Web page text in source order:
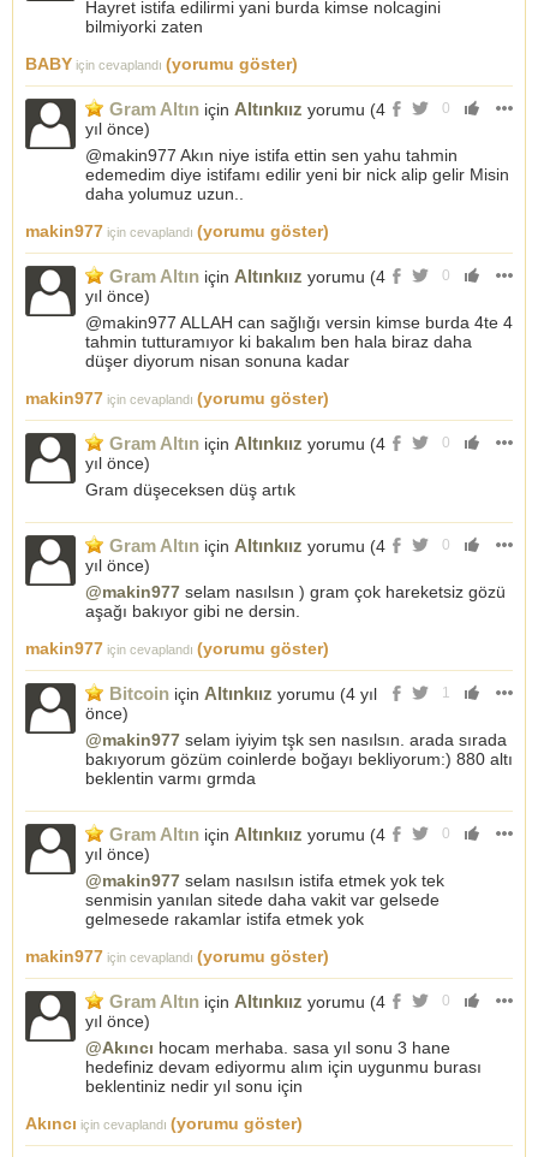
Hayret istifa edilirmi yani burda kimse nolcagini
bilmiyorki zaten
BABY için cevaplandı (yorumu göster)
0
Gram Altın için Altınkıız yorumu (4
yıl önce)
@makin977 Akın niye istifa ettin sen yahu tahmin
edemedim diye istifamı edilir yeni bir nick alip gelir Misin
daha yolumuz uzun..
makin977 için cevaplandı (yorumu göster)
0
Gram Altın için Altınkıız yorumu (4
yıl önce)
@makin977 ALLAH can sağlığı versin kimse burda 4te 4
tahmin tutturamıyor ki bakalım ben hala biraz daha
düşer diyorum nisan sonuna kadar
makin977 için cevaplandı (yorumu göster)
0
Gram Altın için Altınkıız yorumu (4
yıl önce)
Gram düşeceksen düş artık
0
Gram Altın için Altınkıız yorumu (4
yıl önce)
@makin977 selam nasılsın ) gram çok hareketsiz gözü
aşağı bakıyor gibi ne dersin.
makin977 için cevaplandı (yorumu göster)
1
Bitcoin için Altınkıız yorumu (4 yıl
önce)
@makin977 selam iyiyim tşk sen nasılsın. arada sırada
bakıyorum gözüm coinlerde boğayı bekliyorum:) 880 altı
beklentin varmı grmda
0
Gram Altın için Altınkıız yorumu (4
yıl önce)
@makin977 selam nasılsın istifa etmek yok tek
senmisin yanılan sitede daha vakit var gelsede
gelmesede rakamlar istifa etmek yok
makin977 için cevaplandı (yorumu göster)
0
Gram Altın için Altınkıız yorumu (4
yıl önce)
@Akıncı hocam merhaba. sasa yıl sonu 3 hane
hedefiniz devam ediyormu alım için uygunmu burası
beklentiniz nedir yıl sonu için
Akıncı için cevaplandı (yorumu göster)